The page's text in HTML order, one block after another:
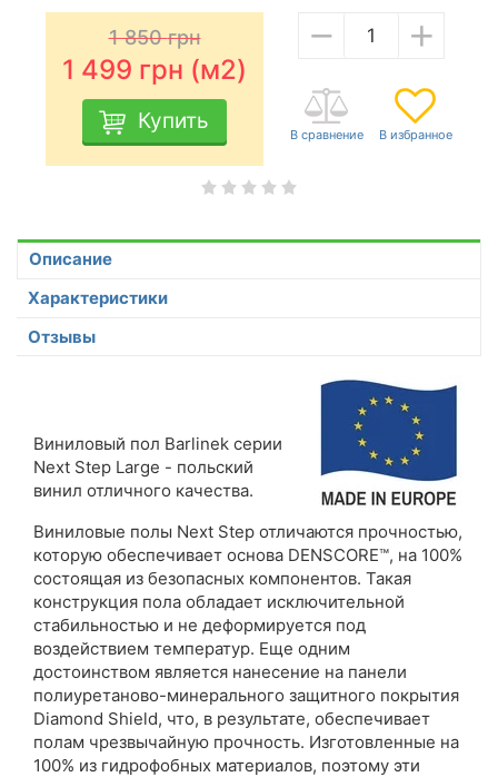
1 850грн
1 499 грн (м2)
Купить
− +
Описание
Характеристики
Отзывы
Виниловый пол Barlinek серии
Next Step Large - польский
винил отличного качества.
Виниловые полы Next Step отличаются прочностью,
которую обеспечивает основа DENSCORE™, на 100%
состоящая из безопасных компонентов. Такая
конструкция пола обладает исключительной
стабильностью и не деформируется под
воздействием температур. Еще одним
достоинством является нанесение на панели
полиуретаново-минерального защитного покрытия
Diamond Shield, что, в результате, обеспечивает
полам чрезвычайную прочность. Изготовленные на
100% из гидрофобных материалов, поэтому эти